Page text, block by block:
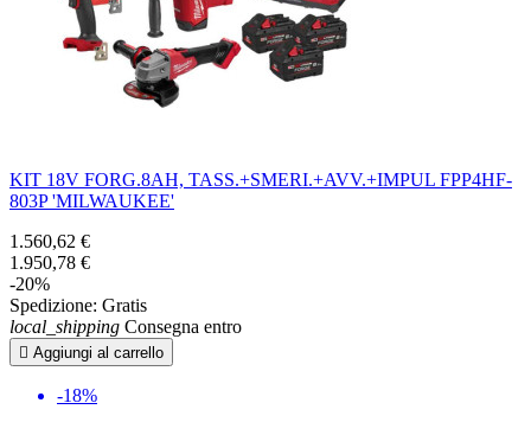
KIT 18V FORG.8AH, TASS.+SMERI.+AVV.+IMPUL FPP4HF-
803P 'MILWAUKEE'
1.560,62 €
1.950,78 €
-20%
Spedizione: Gratis
local_shipping Consegna entro
 Aggiungi al carrello
-18%